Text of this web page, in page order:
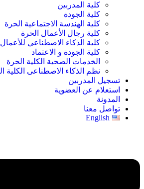
كلية المدربين
كلية الجودة
كلية الهندسة الاجتماعية الحرة
كلية رجال الأعمال الحرة
كلية الذكاء الاصطناعي للأعمال
كلية الجودة و الاعتماد
الخدمات الصحية الكلية الحرة
نظم الذكاء الاصطناعى الكلية
تسجيل المدربين
استعلام عن العضوية
المدونة
تواصل معنا
English